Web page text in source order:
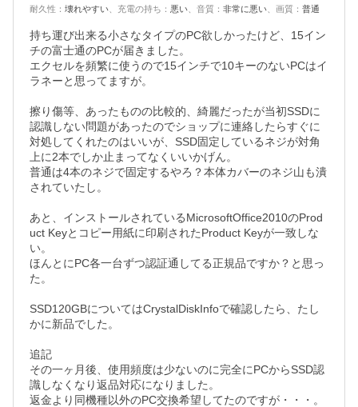
耐久性 ： 壊れやすい 充電の持ち ： 悪い 音質 ： 非常に悪い 画質 ： 普通
持ち運び出来る小さなタイプのPC欲しかったけど、15イン
チの富士通のPCが届きました。
エクセルを頻繁に使うので15インチで10キーのないPCはイ
ラネーと思ってますが。
擦り傷等、あったものの比較的、綺麗だったが当初SSDに
認識しない問題があったのでショップに連絡したらすぐに
対処してくれたのはいいが、SSD固定しているネジが対角
上に2本でしか止まってなくいいかげん。
普通は4本のネジで固定するやろ？本体カバーのネジ山も潰
されていたし。
あと、インストールされているMicrosoftOffice2010のProd
uct Keyとコピー用紙に印刷されたProduct Keyが一致しな
い。
ほんとにPC各一台ずつ認証通してる正規品ですか？と思っ
た。
SSD120GBについてはCrystalDiskInfoで確認したら、たし
かに新品でした。
追記
その一ヶ月後、使用頻度は少ないのに完全にPCからSSD認
識しなくなり返品対応になりました。
返金より同機種以外のPC交換希望してたのですが・・・。